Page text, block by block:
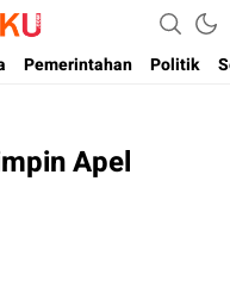
Maluku
Pemerintahan Politik
Apel